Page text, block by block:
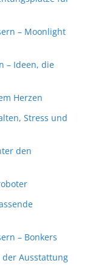
– Moonlight
– Ideen, die
Herzen
Stress und
den
– Bonkers
der Ausstattung